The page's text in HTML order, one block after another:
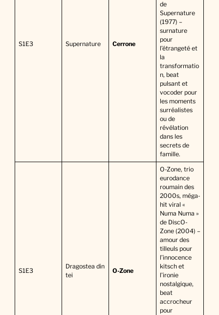
S1E3 Supernature Cerrone
de
Supernature
(1977) –
surnature
pour
l’étrangeté et
la
transformatio
n, beat
pulsant et
vocoder pour
les moments
surréalistes
ou de
révélation
dans les
secrets de
famille.
S1E3
Dragostea din
tei
O-Zone
O-Zone, trio
eurodance
roumain des
2000s, méga-
hit viral «
Numa Numa »
de DiscO-
Zone (2004) –
amour des
tilleuls pour
l’innocence
kitsch et
l’ironie
nostalgique,
beat
accrocheur
pour